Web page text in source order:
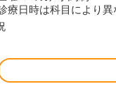
療日時は科目により異